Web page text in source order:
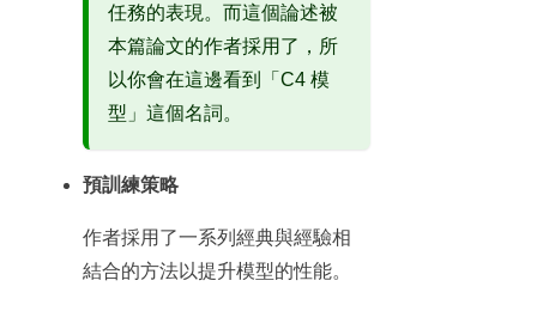
任務的表現。而這個論述被
本篇論文的作者採用了，所
以你會在這邊看到「C4 模
型」這個名詞。
預訓練策略
作者採用了一系列經典與經驗相
結合的方法以提升模型的性能。